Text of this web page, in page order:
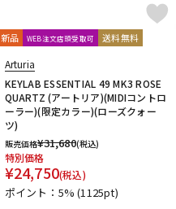
新品 WEB注文店頭受取可 送料無料
Arturia
KEYLAB ESSENTIAL 49 MK3 ROSE
QUARTZ (アートリア)(MIDIコントロ
ーラー)(限定カラー)(ローズクォー
ツ)
販売価格¥31,680(税込)
特別価格
¥24,750(税込)
ポイント：5%(1125pt)